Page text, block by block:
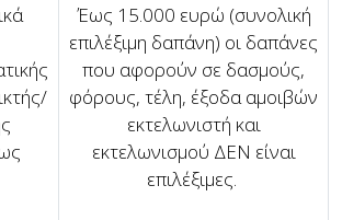
Έως 15.000 ευρώ (συνολική
επιλέξιμη δαπάνη) οι δαπάνες
που αφορούν σε δασμούς,
φόρους, τέλη, έξοδα αμοιβών
εκτελωνιστή και
εκτελωνισμού ΔΕΝ είναι
επιλέξιμες.